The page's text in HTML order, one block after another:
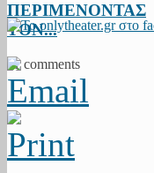
ΠΕΡΙΜΕΝΟΝΤΑΣ
ΤΟΝ...
11 comments